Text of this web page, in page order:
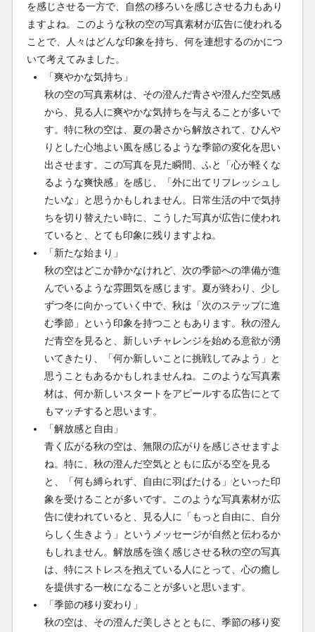
を感じさせる一方で、自然の移ろいを感じさせる力もあり
ますよね。このような秋の空の写真素材が広告に使われる
ことで、人々はどんな印象を持ち、何を連想するのかにつ
いて考えてみました。
「爽やかな気持ち」
秋の空の写真素材は、その澄んだ青さや澄んだ空気感
から、見る人に爽やかな気持ちを与えることが多いで
す。特に秋の空は、夏の暑さから解放されて、ひんや
りとした心地よい風を感じるような季節の変化を思い
出させます。この写真を見た瞬間、ふと「心が軽くな
るような爽快感」を感じ、「外に出てリフレッシュし
たいな」と思うかもしれません。日常生活の中で気持
ちを切り替えたい時に、こうした写真が広告に使われ
ていると、とても印象に残りますよね。
「新たな始まり」
秋の空はどこか静かなけれど、次の季節への準備が進
んでいるような雰囲気を感じます。夏が終わり、少し
ずつ冬に向かっていく中で、秋は「次のステップに進
む季節」という印象を持つこともあります。秋の澄ん
だ青空を見ると、新しいチャレンジを始める意欲が湧
いてきたり、「何か新しいことに挑戦してみよう」と
思うこともあるかもしれませんね。このような写真素
材は、何か新しいスタートをアピールする広告にとて
もマッチすると思います。
「解放感と自由」
青く広がる秋の空は、無限の広がりを感じさせますよ
ね。特に、秋の澄んだ空気とともに広がる空を見る
と、「何も縛られず、自由に羽ばたける」といった印
象を受けることが多いです。このような写真素材が広
告に使われていると、見る人に「もっと自由に、自分
らしく生きよう」というメッセージが自然と伝わるか
もしれません。解放感を強く感じさせる秋の空の写真
は、特にストレスを抱えている人にとって、心の癒し
を提供する一枚になることが多いと思います。
「季節の移り変わり」
秋の空は、その澄んだ美しさとともに、季節の移り変